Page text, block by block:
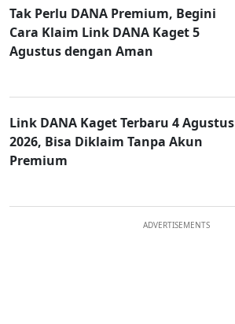
Tak Perlu DANA Premium, Begini
Cara Klaim Link DANA Kaget 5
Agustus dengan Aman
Link DANA Kaget Terbaru 4 Agustus
2026, Bisa Diklaim Tanpa Akun
Premium
ADVERTISEMENTS